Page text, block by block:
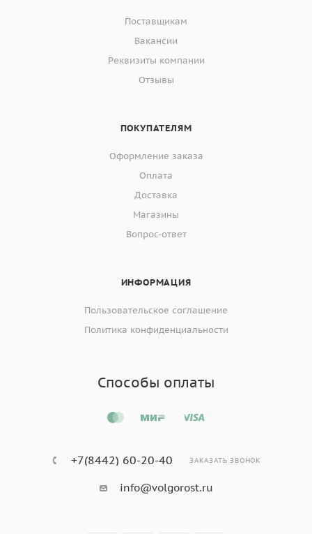
Поставщикам
Вакансии
Реквизиты компании
Отзывы
ПОКУПАТЕЛЯМ
Оформление заказа
Оплата
Доставка
Магазины
Вопрос-ответ
ИНФОРМАЦИЯ
Пользовательское соглашение
Политика конфиденциальности
Способы оплаты
+7(8442) 60-20-40 ЗАКАЗАТЬ ЗВОНОК
info@volgorost.ru